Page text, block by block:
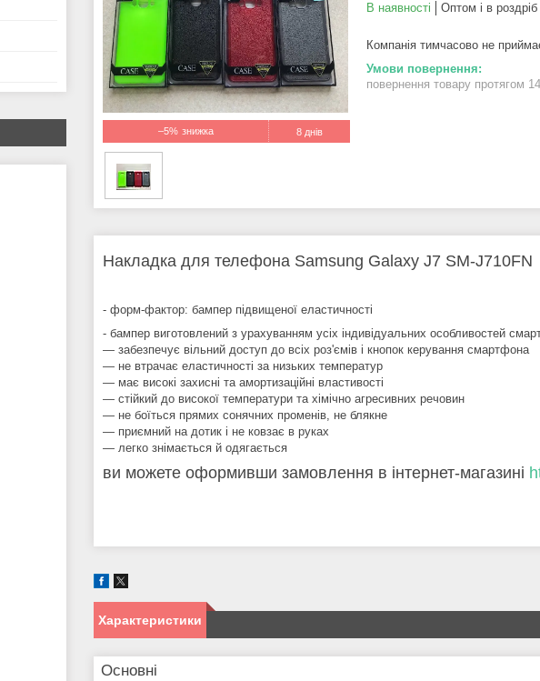
–5% 8 днів
В наявності Оптом і в роздріб
Компанія тимчасово не
повернення товару протягом
Накладка для телефона Samsung Galaxy J7 SM-J710FN
- форм-фактор: бампер підвищеної еластичності
- бампер виготовлений з урахуванням усіх індивідуальних особливостей
― забезпечує вільний доступ до всіх роз'ємів і кнопок керування смартфона
― не втрачає еластичності за низьких температур
― має високі захисні та амортизаційні властивості
― стійкий до високої температури та хімічно агресивних речовин
― не боїться прямих сонячних променів, не блякне
— приємний на дотик і не ковзає в руках
― легко знімається й одягається
ви можете оформивши замовлення в інтернет-магазині
Характеристики
Основні